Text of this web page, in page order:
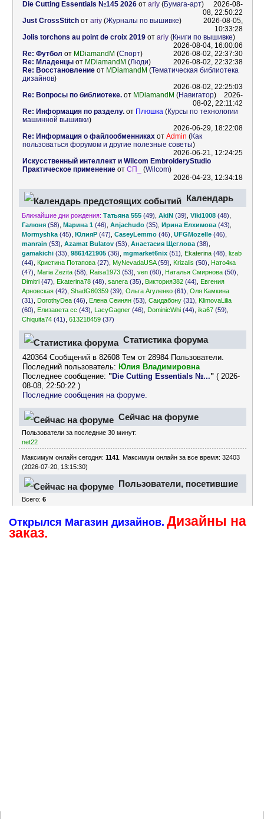
Die Cutting Essentials №145 2026от ariy(Бумага-арт)
2026-08-
08, 22:50:22
Just CrossStitchот ariy(Журналы по вышивке)
2026-08-05,
10:33:28
Jolis torchons au point de croix 2019от ariy(Книги по вышивке)
2026-08-04, 16:00:06
Re: Футбол от MDiamandM (Спорт)
2026-08-02, 22:37:30
Re: Младенцыот MDiamandM (Люди)
2026-08-02, 22:32:38
Re: Восстановлениеот MDiamandM (Тематическая библиотека
дизайнов)
2026-08-02, 22:25:03
Re: Вопросы по библиотеке.от MDiamandM (Навигатор)
2026-
08-02, 22:11:42
Re: Информация по разделу.от Плюшка (Курсы по технологии
машинной вышивки)
2026-06-29, 18:22:08
Re: Информация о файлообменникахот Admin (Как
пользоваться форумом и другие полезные советы)
2026-06-21, 12:24:25
Искусственный интеллект и Wilcom EmbroideryStudio
Практическое применениеот СП_ (Wilcom)
2026-04-23, 12:34:18
Календарь
предстоящих событий
Ближайшие дни рождения: Татьяна 555 (49) ,AkiN (39) ,Viki1008 (48)
Галюня (58) ,Марина 1 (46) ,Anjachudo (35) ,Ирина Елхимова (43)
Mormyshka (45) ,ЮлияР (47) ,CaseyLemmo (46) ,UFGMozelle (46)
manrain (53) ,Azamat Bulatov (53) ,Анастасия Щеглова (38)
gamakichi (33) ,9861421905 (36) ,mgmarket6nix (51) Ekaterina (48) ,lizab
(44)
Кристина Потапова (27) MyNevadaUSA(59) Krizalis (50)
Нато4ка
(47)
Maria Zezita (58) Raisa1973 (53) ,ven (60) Наталья Смирнова (50)
Dimitri (47) Ekaterina78 (48) ,sanera (35) Виктория382 (44)
Евгения
Арновская (42) ,ShadG60359 (39) ,Ольга Агуленко (61) ,Оля Камкина
(31)
DorothyDea (46) Елена Сеинян (53) ,Саидабону (31)
KlimovaLilia
(60)
Елизавета сс (43) LacyGagner (46) DominicWhi (44) ,ika67 (59)
Chiquita74 (41) ,613218459 (37)
Статистика форума
420364 Сообщений в 82608 Тем от 28984 Пользователи.
Последний пользователь: Юлия Владимировна
Последнее сообщение:"Die Cutting Essentials №..." ( 2026-
08-08, 22:50:22 )
Последние сообщения на форуме.
Сейчас на форуме
Пользователи за последние 30 минут:
net22
Максимум онлайн сегодня:1141 . Максимум онлайн за все время: 32403
(2026-07-20, 13:15:30)
Пользователи, посетившие
часа
Всего:6
Открылся Магазин дизайнов. Дизайны на
заказ.